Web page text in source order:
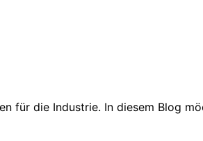
für die Industrie. In diesem Blog